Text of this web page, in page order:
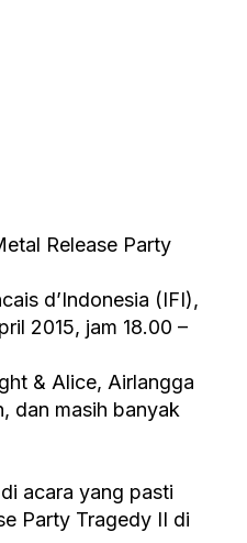
Release Party
d’Indonesia (IFI),
2015, jam 18.00 –
& Alice, Airlangga
dan masih banyak
acara yang pasti
Party Tragedy II di